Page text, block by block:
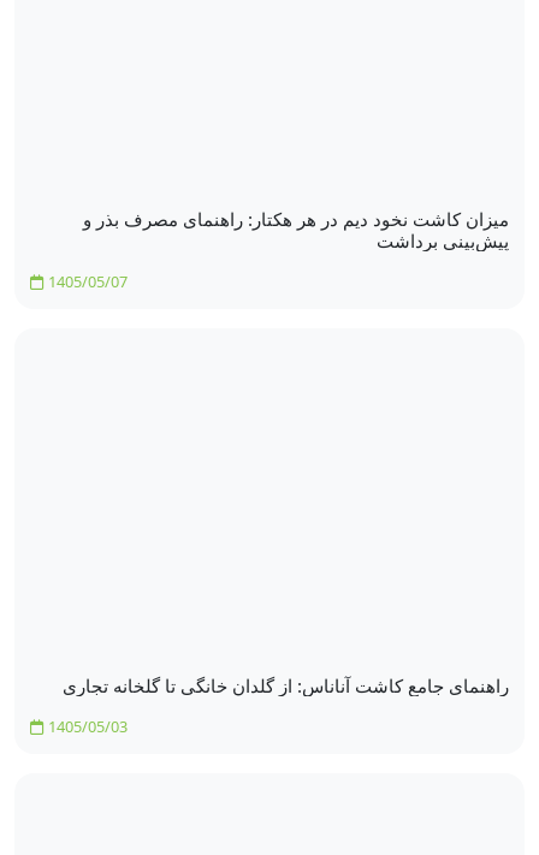
میزان کاشت نخود دیم در هر هکتار: راهنمای مصرف بذر و
پیش‌بینی برداشت
1405/05/07
راهنمای جامع کاشت آناناس: از گلدان خانگی تا گلخانه تجاری
1405/05/03